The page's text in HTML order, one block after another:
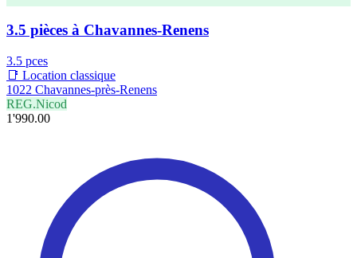
3.5 pièces à Chavannes-Renens
3.5 pces
📑 Location classique
1022 Chavannes-près-Renens
REG.Nicod
1'990.00